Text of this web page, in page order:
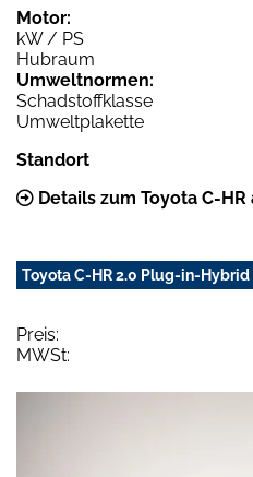
Motor:
kW / PS
Hubraum
Umweltnormen:
Schadstoffklasse
Umweltplakette
Standort
Details zum Toyota C-HR
Toyota C-HR 2.0 Plug-in-Hybrid
Preis:
MWSt: